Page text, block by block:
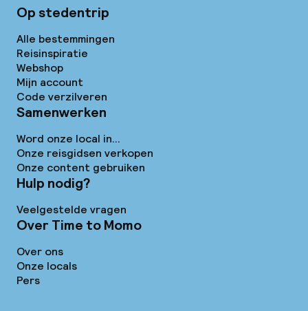
Op stedentrip
Alle bestemmingen
Reisinspiratie
Webshop
Mijn account
Code verzilveren
Samenwerken
Word onze local in...
Onze reisgidsen verkopen
Onze content gebruiken
Hulp nodig?
Veelgestelde vragen
Over Time to Momo
Over ons
Onze locals
Pers